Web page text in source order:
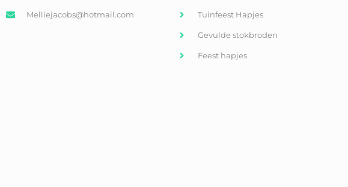
Melliejacobs@hotmail.com Tuinfeest Hapjes
Gevulde stokbroden
Feest hapjes